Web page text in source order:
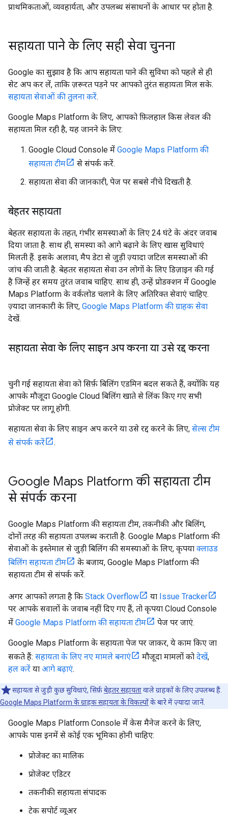
प्राथमिकताओं, व्यवहार्यता, और उपलब्ध संसाधनों के आधार पर होता है.
सहायता पाने के लिए सही सेवा चुनना
Google का सुझाव है कि आप सहायता पाने की सुविधा को पहले से ही
सेट अप कर लें, ताकि ज़रूरत पड़ने पर आपको तुरंत सहायता मिल सके.
सहायता सेवाओं की तुलना करें.
Google Maps Platform के लिए, आपको फ़िलहाल किस लेवल की
सहायता मिल रही है, यह जानने के लिए:
Google Cloud Console में Google Maps Platform की
सहायता टीम
से संपर्क करें.
सहायता सेवा की जानकारी, पेज पर सबसे नीचे दिखती है.
बेहतर सहायता
बेहतर सहायता के तहत, गंभीर समस्याओं के लिए 24 घंटे के अंदर जवाब
दिया जाता है. साथ ही, समस्या को आगे बढ़ाने के लिए खास सुविधाएं
मिलती हैं. इसके अलावा, मैप डेटा से जुड़ी ज़्यादा जटिल समस्याओं की
जांच की जाती है. बेहतर सहायता सेवा उन लोगों के लिए डिज़ाइन की गई
है जिन्हें हर समय तुरंत जवाब चाहिए. साथ ही, उन्हें प्रोडक्शन में Google
Maps Platform के वर्कलोड चलाने के लिए अतिरिक्त सेवाएं चाहिए.
ज़्यादा जानकारी के लिए, Google Maps Platform की ग्राहक सेवा
देखें.
सहायता सेवा के लिए साइन अप करना या उसे रद्द करना
चुनी गई सहायता सेवा को सिर्फ़ बिलिंग एडमिन बदल सकते हैं, क्योंकि यह
आपके मौजूदा Google Cloud बिलिंग खाते से लिंक किए गए सभी
प्रोजेक्ट पर लागू होगी.
सहायता सेवा के लिए साइन अप करने या उसे रद्द करने के लिए, सेल्स टीम
से संपर्क करें
.
Google Maps Platform की सहायता टीम
से संपर्क करना
Google Maps Platform की सहायता टीम, तकनीकी और बिलिंग,
दोनों तरह की सहायता उपलब्ध कराती है. Google Maps Platform की
सेवाओं के इस्तेमाल से जुड़ी बिलिंग की समस्याओं के लिए, कृपया क्लाउड
बिलिंग सहायता टीम
के बजाय, Google Maps Platform की
सहायता टीम से संपर्क करें.
अगर आपको लगता है कि Stack Overflow या Issue Tracker
पर आपके सवालों के जवाब नहीं दिए गए हैं, तो कृपया Cloud Console
में Google Maps Platform की सहायता टीम पेज पर जाएं.
Google Maps Platform के सहायता पेज पर जाकर, ये काम किए जा
सकते हैं: सहायता के लिए नए मामले बनाएं मौजूदा मामलों को देखें,
हल करें या आगे बढ़ाएं.
सहायता से जुड़ी कुछ सुविधाएं, सिर्फ़बेहतर सहायतावाले ग्राहकों के लिए उपलब्ध हैं.
Google Maps Platform के ग्राहक सहायता के विकल्पोंके बारे में ज़्यादा जानें.
Google Maps Platform Console में केस मैनेज करने के लिए,
आपके पास इनमें से कोई एक भूमिका होनी चाहिए:
प्रोजेक्ट का मालिक
प्रोजेक्ट एडिटर
तकनीकी सहायता संपादक
टेक सपोर्ट व्यूअर